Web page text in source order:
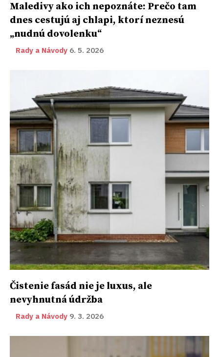
Maledivy ako ich nepoznáte: Prečo tam
dnes cestujú aj chlapi, ktorí neznesú
„nudnú dovolenku“
Rady a Návody 6. 5. 2026
Čistenie fasád nie je luxus, ale
nevyhnutná údržba
Rady a Návody 9. 3. 2026